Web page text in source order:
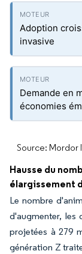
Adoption
invasive
Demande en
économies
Source: Mordor
Hausse du
élargissement
Le nombre
d'augmenter, les
projetées à 279
génération Z